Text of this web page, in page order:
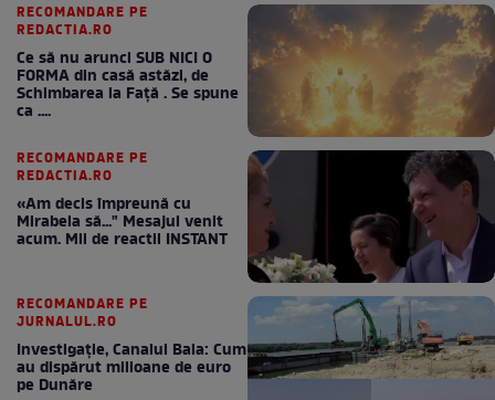
RECOMANDARE PE
REDACTIA.RO
Ce să nu arunci SUB NICI O
FORMA din casă astăzi, de
Schimbarea la Față . Se spune
ca ....
RECOMANDARE PE
REDACTIA.RO
«Am decis împreună cu
Mirabela să..." Mesajul venit
acum. Mii de reactii INSTANT
RECOMANDARE PE
JURNALUL.RO
Investigație, Canalul Bala: Cum
au dispărut milioane de euro
pe Dunăre